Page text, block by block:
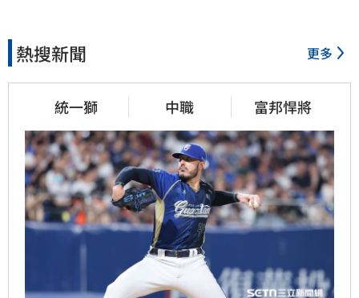
熱搜新聞 更多
統一獅 中職 富邦悍將